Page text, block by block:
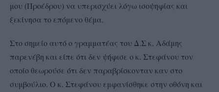
μου (Προέδρου) να υπερισχύει λόγω ισοψηφίας και
ξεκίνησα το επόμενο θέμα.
Στο σημείο αυτό ο γραμματέας του Δ.Σ κ. Αδάμης
παρενέβη και είπε ότι δεν ψήφισε ο κ. Στεφάνου τον
οποίο θεωρούσε ότι δεν παραβρίσκονταν καν στο
συμβούλιο. Ο κ. Στεφάνου εμφανίσθηκε στην οθόνη και